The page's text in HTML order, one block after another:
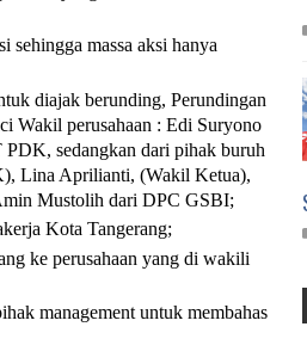
sehingga massa aksi hanya
diajak berunding, Perundingan
Wakil perusahaan : Edi Suryono
sedangkan dari pihak buruh
Lina Aprilianti, (Wakil Ketua),
Mustolih dari DPC GSBI;
Kota Tangerang;
ke perusahaan yang di wakili
management untuk membahas